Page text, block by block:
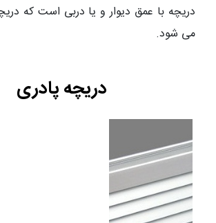
دریچه با عمق دیوار و یا دربی است که
می شود.
دریچه پادری